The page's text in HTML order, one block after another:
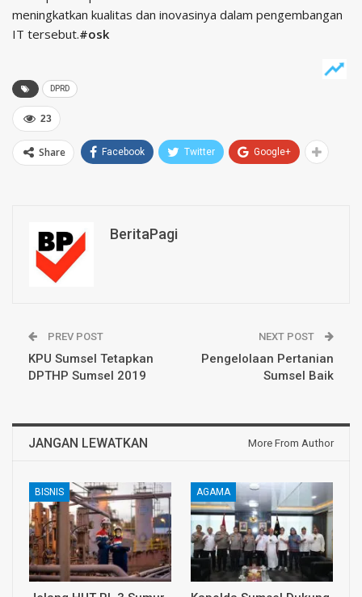
meningkatkan kualitas dan inovasinya dalam pengembangan
IT tersebut.#osk
DPRD
23
Share Facebook Twitter Google+
BeritaPagi
PREV POST
KPU Sumsel Tetapkan
DPTHP Sumsel 2019
NEXT POST
Pengelolaan Pertanian
Sumsel Baik
JANGAN LEWATKAN More From Author
BISNIS AGAMA